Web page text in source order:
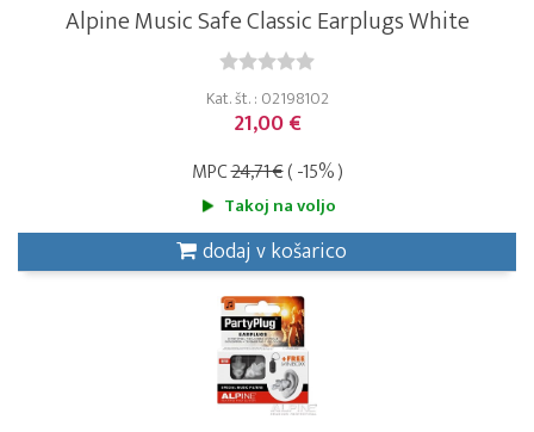
Alpine Music Safe Classic Earplugs White
Kat. št. : 02198102
21,00 €
MPC24,71 €( -15% )
Takoj na voljo
dodaj v košarico